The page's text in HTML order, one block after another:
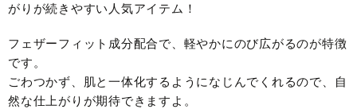
がりが続きやすい人気アイテム！
フェザーフィット成分配合で、軽やかにのび広がるのが特徴
です。
ごわつかず、肌と一体化するようになじんでくれるので、自
然な仕上がりが期待できますよ。